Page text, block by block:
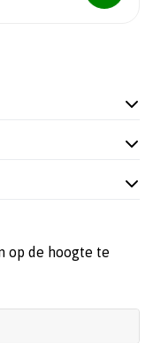
op de hoogte te